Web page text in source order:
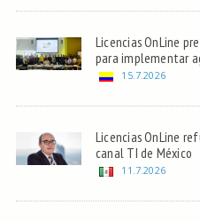
Licencias OnLine
para implementar
15.7.2026
Licencias OnLine
canal TI de México
11.7.2026